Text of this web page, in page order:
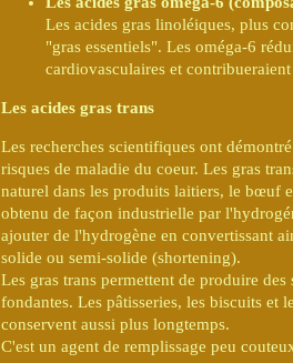
Les acides gras linoléiques, plus
"gras essentiels". Les oméga-6
cardiovasculaires et
Les acides gras trans
Les recherches scientifiques ont
risques de maladie du coeur. Les gras
naturel dans les produits laitiers, le bœuf
obtenu de façon industrielle par
ajouter de l'hydrogène en convertissant
solide ou semi-solide (shortening).
Les gras trans permettent de produire des
fondantes. Les pâtisseries, les biscuits et
conservent aussi plus longtemps.
C'est un agent de remplissage peu